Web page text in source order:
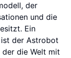
der
und die
Ein
der Astrobot
der die Welt mit